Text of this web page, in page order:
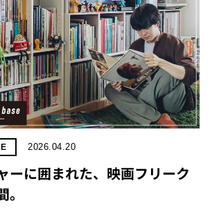
2026.04.20
ーに囲まれた、映画フリーク